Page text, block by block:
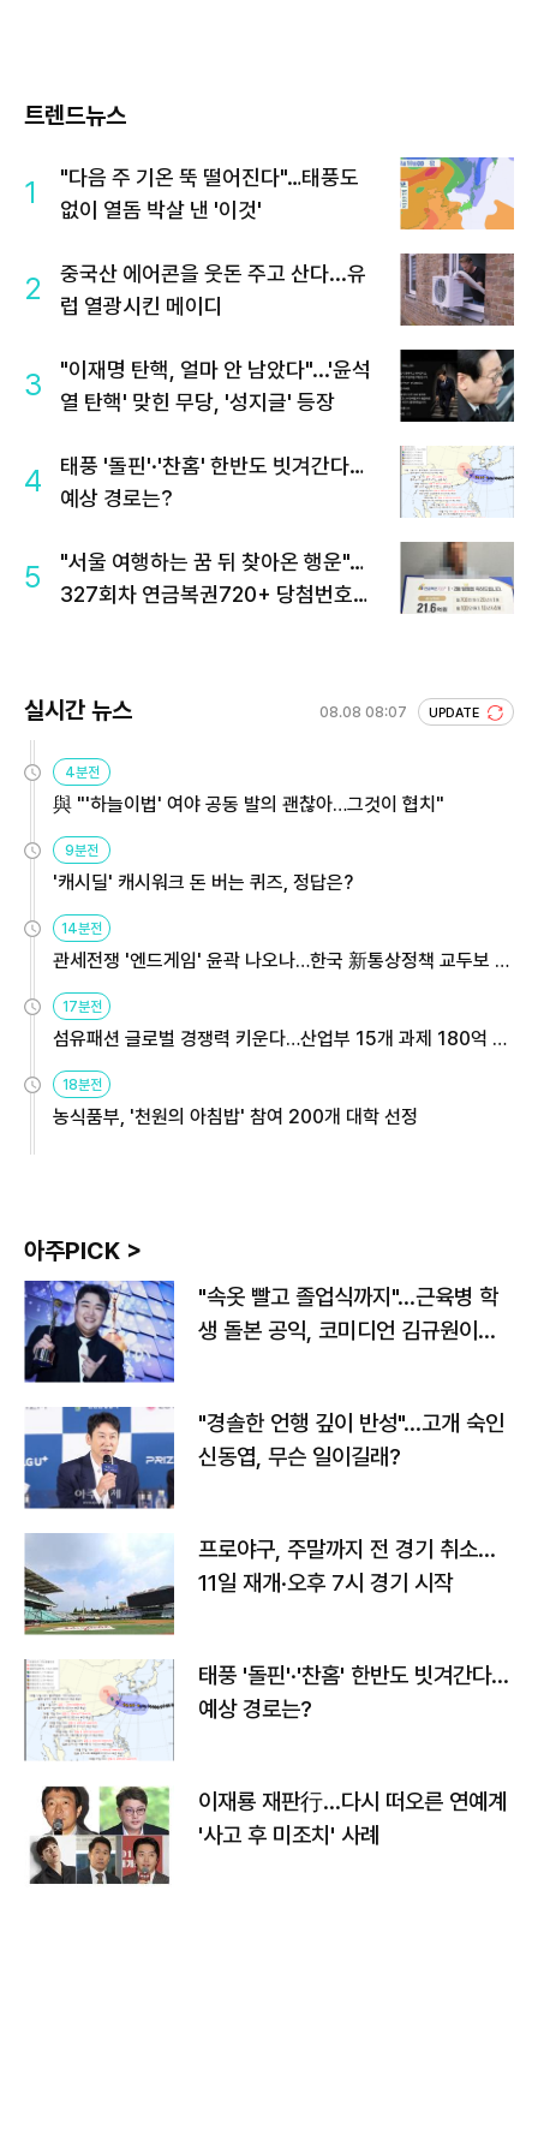
트렌드뉴스
1
"다음 주 기온 뚝 떨어진다"…태풍도
없이 열돔 박살 낸 '이것'
2
중국산 에어콘을 웃돈 주고 산다...유
럽 열광시킨 메이디
3
"이재명 탄핵, 얼마 안 남았다"...'윤석
열 탄핵' 맞힌 무당, '성지글' 등장
4
태풍 '돌핀'·'찬홈' 한반도 빗겨간다…
예상 경로는?
5
"서울 여행하는 꿈 뒤 찾아온 행운"…
327회차 연금복권720+ 당첨번호조
실시간 뉴스 08.08 08:07 UPDATE
4분전
與 "'하늘이법' 여야 공동 발의 괜찮아…그것이 협치"
9분전
'캐시딜' 캐시워크 돈 버는 퀴즈, 정답은?
14분전
관세전쟁 '엔드게임' 윤곽 나오나…한국 新통상정책 교두보 활
17분전
섬유패션 글로벌 경쟁력 키운다…산업부 15개 과제 180억 지
18분전
농식품부, '천원의 아침밥' 참여 200개 대학 선정
아주PICK >
"속옷 빨고 졸업식까지"…근육병 학
생 돌본 공익, 코미디언 김규원이었
"경솔한 언행 깊이 반성"…고개 숙인
신동엽, 무슨 일이길래?
프로야구, 주말까지 전 경기 취소…
11일 재개·오후 7시 경기 시작
태풍 '돌핀'·'찬홈' 한반도 빗겨간다…
예상 경로는?
이재룡 재판行…다시 떠오른 연예계
'사고 후 미조치' 사례